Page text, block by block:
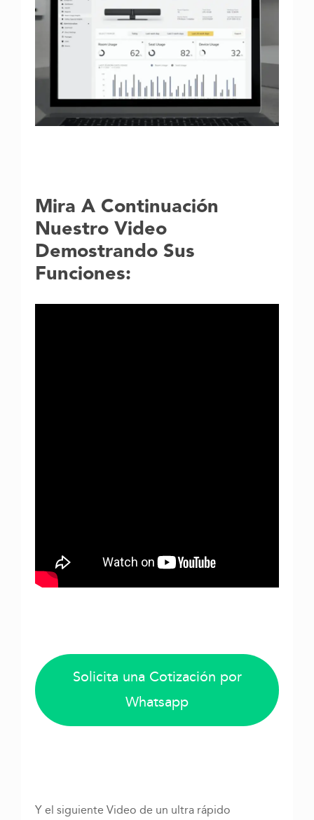
Mira A Continuación
Nuestro Video
Demostrando Sus
Funciones:
Solicita una Cotización por
Whatsapp
Y el siguiente Video de un ultra rápido